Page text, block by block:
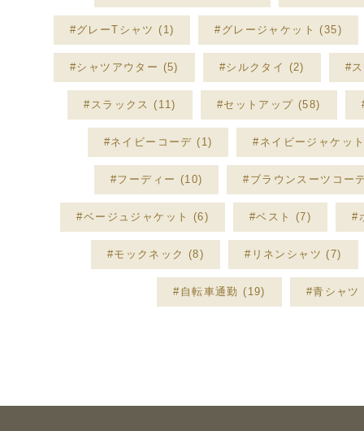
#グレーTシャツ (1) #グレージャケット (35)
#シャツアウター (5) #シルクタイ (2) #
#スラックス (11) #セットアップ (58)
#ネイビーコーデ (1) #ネイビージャケッ
#フーディー (10) #ブラウンスーツコー
#ベージュジャケット (6) #ベスト (7) #
#モックネック (8) #リネンシャツ (7)
#自転車通勤 (19) #青シャツ